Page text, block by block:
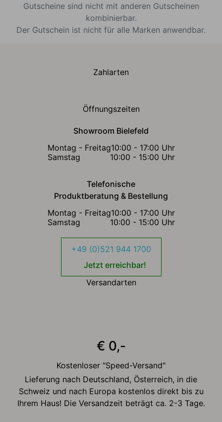
Gutscheine sind nicht mit anderen Gutscheinen
kombinierbar.
Der Gutschein ist nicht für alle Marken anwendbar.
Zahlarten
Öffnungszeiten
Showroom Bielefeld
Montag - Freitag10:00 - 17:00 Uhr
Samstag
10:00 - 15:00 Uhr
Telefonische
Produktberatung & Bestellung
Montag - Freitag10:00 - 17:00 Uhr
Samstag
10:00 - 15:00 Uhr
+49 (0)521 944 1700
Jetzt erreichbar!
Versandarten
€ 0,-
Kostenloser "Speed-Versand"
Lieferung nach Deutschland, Österreich, in die
Schweiz und nach Europa kostenlos direkt bis zu
Ihrem Haus! Die Versandzeit beträgt ca. 2-3 Tage.